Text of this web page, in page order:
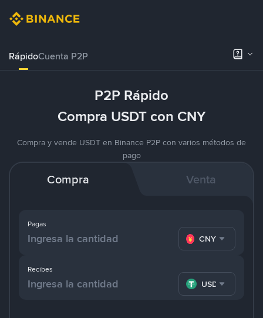
RápidoCuenta P2P
P2P Rápido
Compra USDT con CNY
Compra y vende USDT en Binance P2P con varios métodos de
pago
Compra Venta
Pagas
CNY
Recibes
USDT